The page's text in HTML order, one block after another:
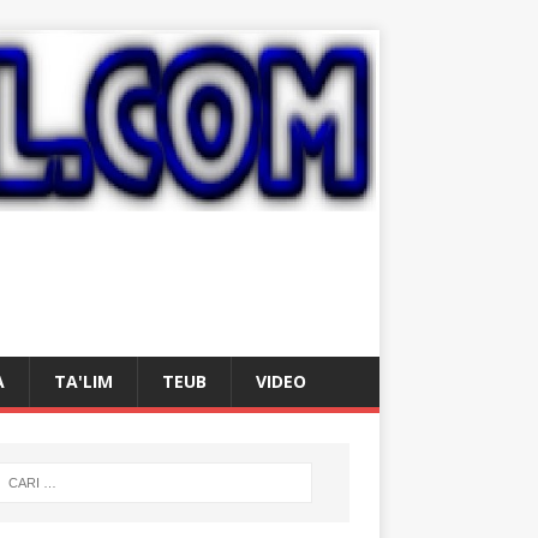
TA'LIM TEUB VIDEO